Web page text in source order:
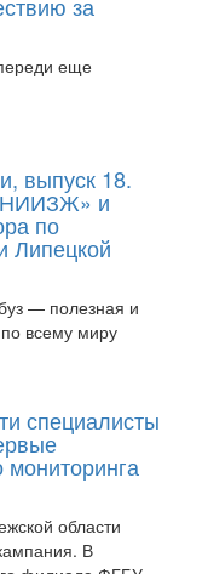
за
еще
выпуск 18.
и
по
Липецкой
— полезная и
всему миру
специалисты
мониторинга
области
В